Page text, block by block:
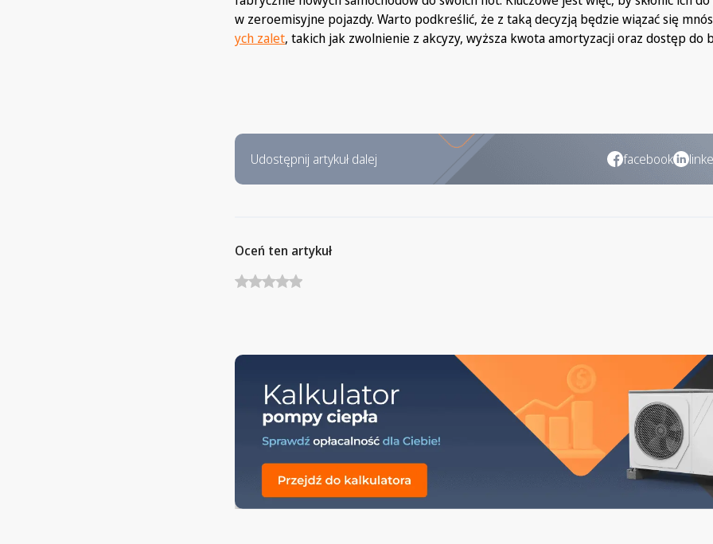
w zeroemisyjne pojazdy. Warto podkreślić, że z taką decyzją będzie wiązać się
ych zalet, takich jak zwolnienie z akcyzy, wyższa kwota amortyzacji oraz dostęp do
Udostępnij artykuł dalej facebook
Oceń ten artykuł